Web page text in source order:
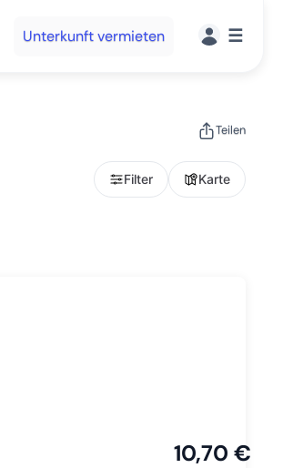
Unterkunft vermieten ☰
Teilen
Filter Karte
10,70 €